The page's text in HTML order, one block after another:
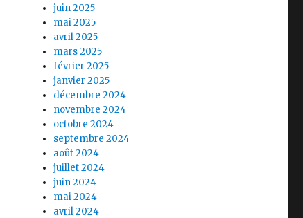
juin 2025
mai 2025
avril 2025
mars 2025
février 2025
janvier 2025
décembre 2024
novembre 2024
octobre 2024
septembre 2024
août 2024
juillet 2024
juin 2024
mai 2024
avril 2024